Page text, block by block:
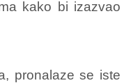
kako bi izazvao
pronalaze se iste